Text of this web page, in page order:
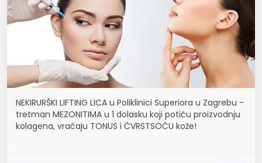
NEKIRURŠKI LIFTING LICA u Poliklinici Superiora u Zagrebu -
tretman MEZONITIMA u 1 dolasku koji potiču proizvodnju
kolagena, vraćaju TONUS i ČVRSTSOĆU kože!